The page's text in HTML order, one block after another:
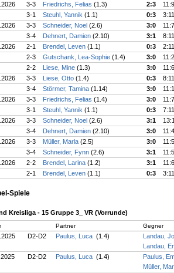
3-3 Friedrichs, Felias (1.3) 2:3 11:9
3-1
Steuhl, Yannik (1.1) 0:3 3:11
3-3 Schneider, Noel (2.6) 3:0 11:7
3-4
Dehnert, Damien (2.10) 3:1 8:11
2-1 Brendel, Leven (1.1) 0:3 2:11
2-3
Gutschank, Lea-Sophie (1.4) 3:0 11:2
2-2
Liese, Mine (1.3) 3:0 11:6
3-3 Liese, Otto (1.4) 0:3 8:11
3-4
Störmer, Tamina (1.14) 3:0 11:1
3-3 Friedrichs, Felias (1.4) 3:0 11:7
3-1
Steuhl, Yannik (1.1) 0:3 7:11
3-3 Schneider, Noel (2.6) 3:1
3-4
Dehnert, Damien (2.10) 3:0 11:4
3-3 Müller, Marla (2.5) 3:0 11:5
3-4
Schneider, Fynn (2.6) 3:1 11:5
2-2 Brendel, Larina (1.2) 3:1 11:6
2-1
Brendel, Leven (1.1) 0:3 3:11
Spiele
Kreisliga - 15 Gruppe 3_ VR (Vorrunde)
Partner Gegner
D2-D2 Paulus, Luca (1.4) Landau,
Landau,
D2-D2 Paulus, Luca (1.4) Paulus,
Müller,